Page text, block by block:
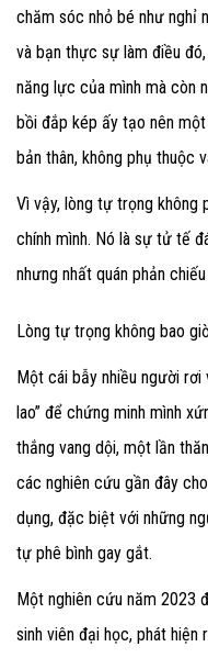
chăm sóc nhỏ bé như nghỉ
và bạn thực sự làm điều
năng lực của mình mà còn
bồi đắp kép ấy tạo nên
bản thân, không phụ thuộc
Vì vậy, lòng tự trọng không
chính mình. Nó là sự tử tế
nhưng nhất quán phản
Lòng tự trọng không bao
Một cái bẫy nhiều người rơi
lao” để chứng minh mình
thắng vang dội, một lần
các nghiên cứu gần đây
dụng, đặc biệt với những
tự phê bình gay gắt.
Một nghiên cứu năm 2023
sinh viên đại học, phát hiện